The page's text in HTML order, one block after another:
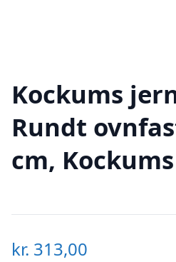
Kockums
Rundt
cm,
kr. 313,00